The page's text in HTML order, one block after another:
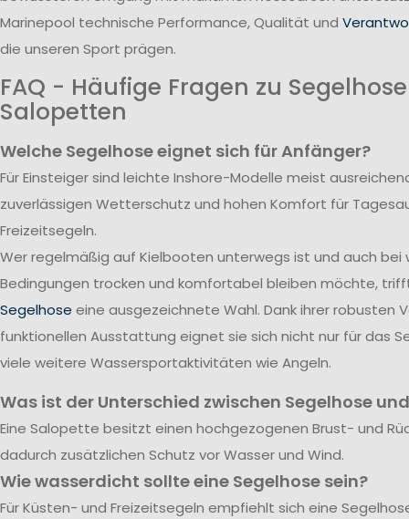
Marinepool technische Performance, Qualität und
die unseren Sport prägen.
FAQ - Häufige Fragen zu
Salopetten
Welche Segelhose eignet sich für Anfänger?
Für Einsteiger sind leichte Inshore-Modelle meist
zuverlässigen Wetterschutz und hohen Komfort für
Freizeitsegeln.
Wer regelmäßig auf Kielbooten unterwegs ist und auch bei
Bedingungen trocken und komfortabel bleiben möchte,
Segelhose eine ausgezeichnete Wahl. Dank ihrer robusten
funktionellen Ausstattung eignet sie sich nicht nur für das
viele weitere Wassersportaktivitäten wie Angeln.
Was ist der Unterschied zwischen Segelhose
Eine Salopette besitzt einen hochgezogenen Brust- und
dadurch zusätzlichen Schutz vor Wasser und Wind.
Wie wasserdicht sollte eine Segelhose sein?
Für Küsten- und Freizeitsegeln empfiehlt sich eine